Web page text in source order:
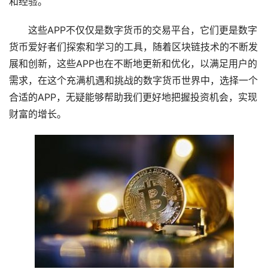
这些APP不仅仅是数字货币的交易平台，它们更是数字
货币爱好者们探索和学习的工具，随着区块链技术的不断发
展和创新，这些APP也在不断地更新和优化，以满足用户的
需求，在这个充满机遇和挑战的数字货币世界中，选择一个
合适的APP，无疑能够帮助我们更好地把握投资机会，实现
财富的增长。